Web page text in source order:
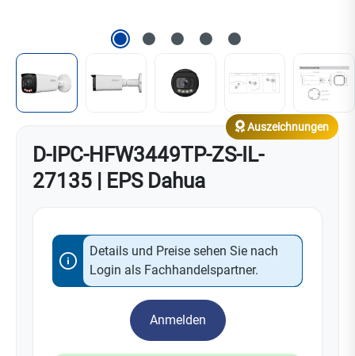
D-IPC-HFW3449TP-ZS-IL-
27135 | EPS Dahua
Auszeichnungen
Details und Preise sehen Sie nach
Login als Fachhandelspartner.
Anmelden